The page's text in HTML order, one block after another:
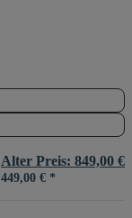
Alter Preis: 849,00 €
449,00 € *